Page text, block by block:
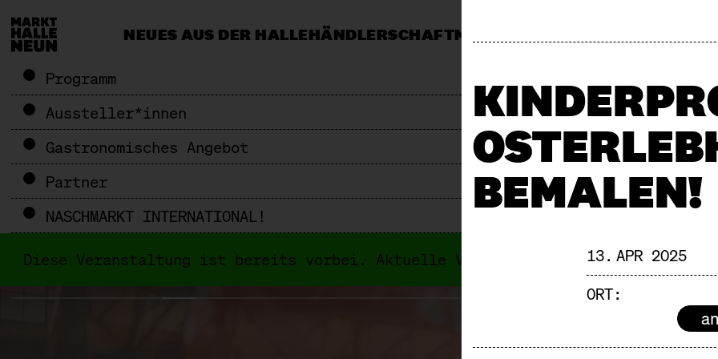
NEUES AUS DER HALLEHÄNDLERSCHAFTMÄRKTE
BEMALEN!
13. APR 2025
ORT:
Programm
Aussteller*innen
Gastronomisches Angebot
Partner
NASCHMARKT INTERNATIONAL!
Diese Veranstaltung ist bereits vorbei. Aktuelle Veranstaltungen findest du in